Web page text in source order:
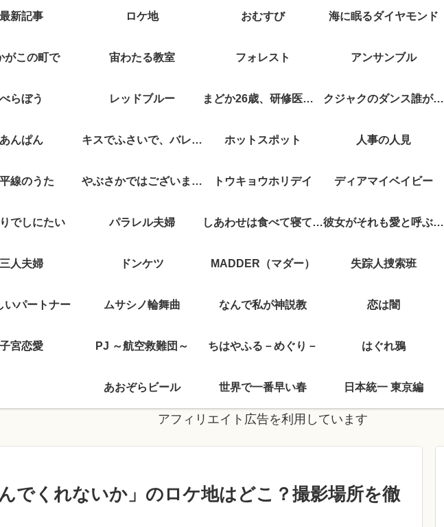
最新記事 ロケ地 おむすび 海に眠るダイヤモンド
がこの町で 宙わたる教室 フォレスト アンサンブル
べらぼう レッドブルー まどか26歳、研修医やってます！ クジャクのダンス誰が見た？
あんぱん キスでふさいで、バレないで。 ホットスポット 人事の人見
線のうた やぶさかではございません トウキョウホリデイ ディアマイベイビー
でしにたい パラレル夫婦 しあわせは食べて寝て待て 彼女がそれも愛と呼ぶなら
三人夫婦 ドンケツ MADDER（マダー） 失踪人捜索班
いパートナー ムサシノ輪舞曲 なんで私が神説教 恋は闇
子宮恋愛 PJ ～航空救難団～ ちはやふる－めぐり－ はぐれ鴉
あおぞらビール 世界で一番早い春 日本統一 東京編
アフィリエイト広告を利用しています
でくれないか」のロケ地はどこ？撮影場所を徹